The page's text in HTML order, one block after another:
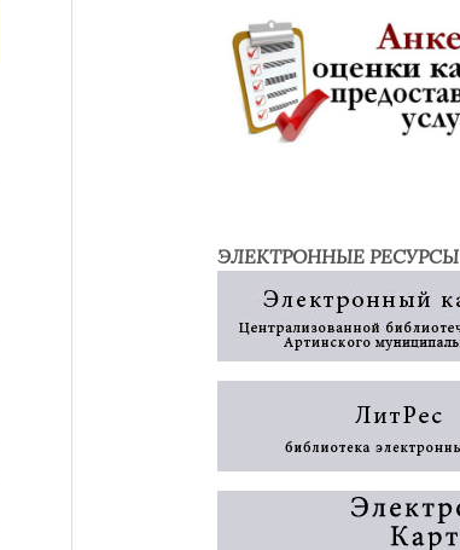
ЭЛЕКТРОННЫЕ РЕСУРСЫ